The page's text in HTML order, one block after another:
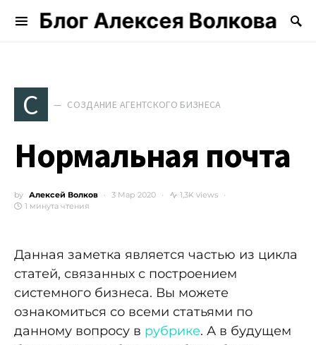
Блог Алексея Волкова
Search for:
С СОЗДАНИЕ АГЕНТСКОГО БИЗНЕСА
Нормальная почта
by Алексей Волков 3 Мар 2020
1,3K views
1 минута чтения
Данная заметка является частью из цикла
статей, связанных с построением
системного бизнеса. Вы можете
ознакомиться со всеми статьями по
данному вопросу в рубрике. А в будущем